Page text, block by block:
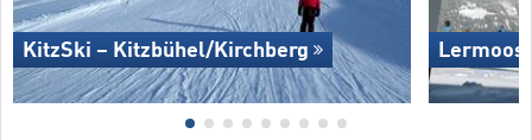
KitzSki – Kitzbühel/​Kirchberg Lermoos